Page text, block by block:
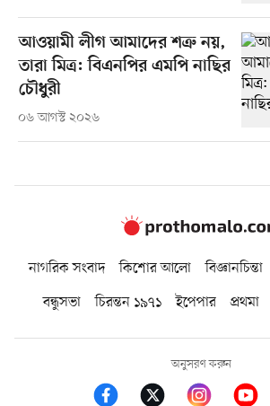
আওয়ামী লীগ আমাদের শত্রু নয়,
তারা মিত্র: বিএনপির এমপি নাছির
চৌধুরী
০৬ আগস্ট ২০২৬
নাগরিক সংবাদ কিশোর আলো বিজ্ঞানচিন্তা
বন্ধুসভা
চিরন্তন ১৯৭১ ইপেপার প্রথমা
অনুসরণ করুন